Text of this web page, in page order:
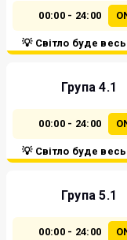
00:00 - 24:00
💡 Світло буде
Група 4.1
00:00 - 24:00
💡 Світло буде
Група 5.1
00:00 - 24:00